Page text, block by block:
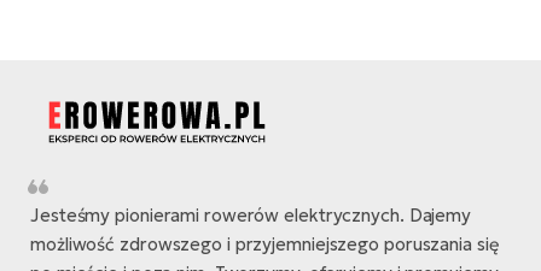
Jesteśmy pionierami rowerów elektrycznych. Dajemy
możliwość zdrowszego i przyjemniejszego poruszania się